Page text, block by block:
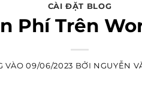
CÀI ĐẶT BLOG
Phí Trên
VÀO09/06/2023 BỞI NGUYỄN